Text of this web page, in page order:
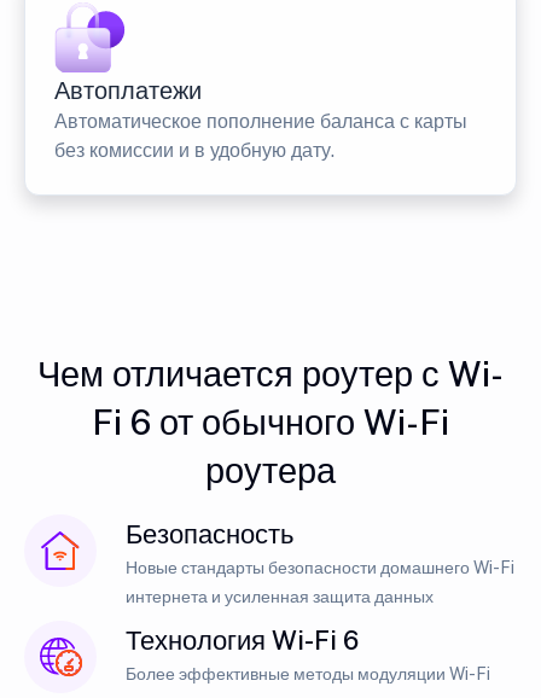
Автоплатежи
Автоматическое пополнение баланса с карты
без комиссии и в удобную дату.
Чем отличается роутер с Wi-
Fi 6 от обычного Wi-Fi
роутера
Безопасность
Новые стандарты безопасности домашнего Wi-Fi
интернета и усиленная защита данных
Технология Wi-Fi 6
Более эффективные методы модуляции Wi-Fi